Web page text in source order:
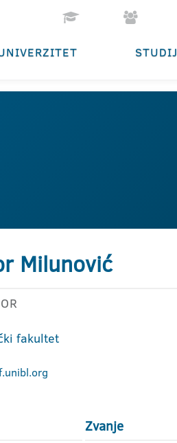
Milunović
fakultet
Zvanje